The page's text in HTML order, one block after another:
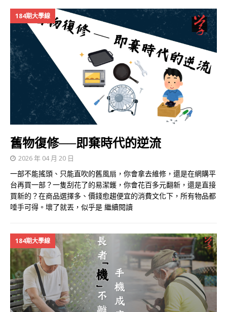
184期大學線
舊物復修──即棄時代的逆流
2026 年 04 月 20 日
一部不能搖頭、只能直吹的舊風扇，你會拿去維修，還是在網購平
台再買一部？一隻刮花了的易潔鑊，你會花百多元翻新，還是直接
買新的？在商品選擇多、價錢愈趨便宜的消費文化下，所有物品都
唾手可得。壞了就丟，似乎是 繼續閱讀
184期大學線